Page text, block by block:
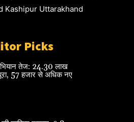
Kashipur Uttarakhand
Picks
तेज: 24.30 लाख
57 हजार से अधिक नए